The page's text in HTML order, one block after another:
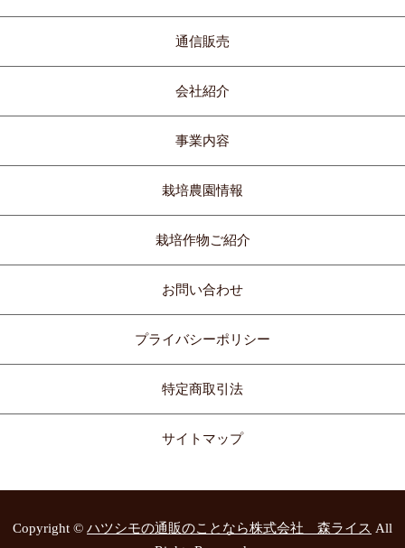
通信販売
会社紹介
事業内容
栽培農園情報
栽培作物ご紹介
お問い合わせ
プライバシーポリシー
特定商取引法
サイトマップ
Copyright © ハツシモの通販のことなら株式会社 森ライス All